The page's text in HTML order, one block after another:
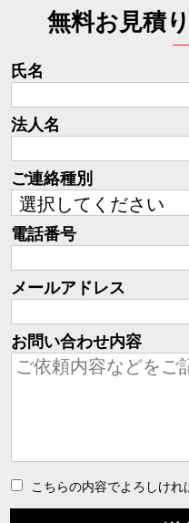
無料お見積
氏名
法人名
ご連絡種別
電話番号
メールアドレス
お問い合わせ内容
こちらの内容でよろしけれ